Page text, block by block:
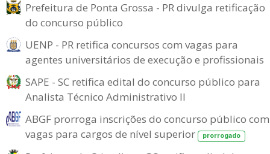
Prefeitura de Ponta Grossa - PR divulga retificação
do concurso público
UENP - PR retifica concursos com vagas para
agentes universitários de execução e profissionais
SAPE - SC retifica edital do concurso público para
Analista Técnico Administrativo II
ABGF prorroga inscrições do concurso público com
vagas para cargos de nível superior
prorrogado